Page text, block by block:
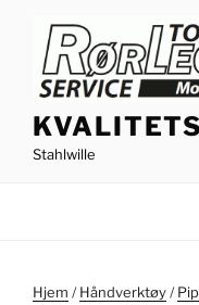
innhold
Stahlwille
Hjem /Håndverktøy/